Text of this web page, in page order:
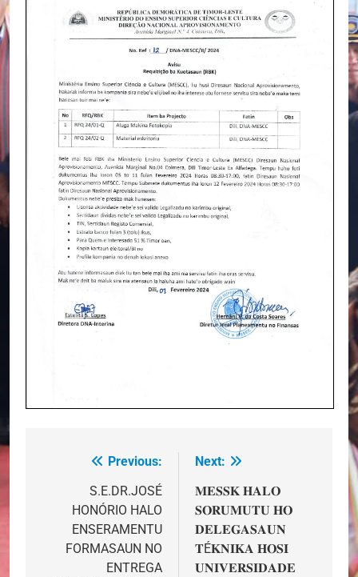
navigation
Previous:
S.E.DR.JOSÉ
HONÓRIO HALO
ENSERAMENTU
FORMASAUN NO
ENTREGA
Next:
𝐌𝐄𝐒𝐒𝐊 𝐇𝐀𝐋𝐎
𝐒𝐎𝐑𝐔𝐌𝐔𝐓𝐔 𝐇𝐎
𝐃𝐄𝐋𝐄𝐆𝐀𝐒𝐀𝐔𝐍
𝐓É𝐊𝐍𝐈𝐊𝐀 𝐇𝐎𝐒𝐈
𝐔𝐍𝐈𝐕𝐄𝐑𝐒𝐈𝐃𝐀𝐃𝐄